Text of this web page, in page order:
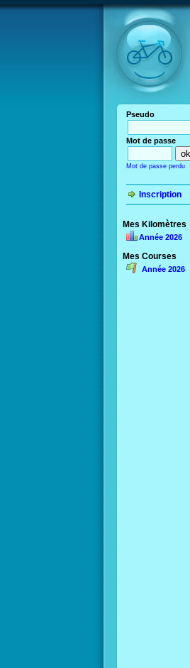
Pseudo
Mot de passe
Mot de passe perdu
Inscription
Mes Kilomètres
Année 2026
Mes Courses
Année 2026